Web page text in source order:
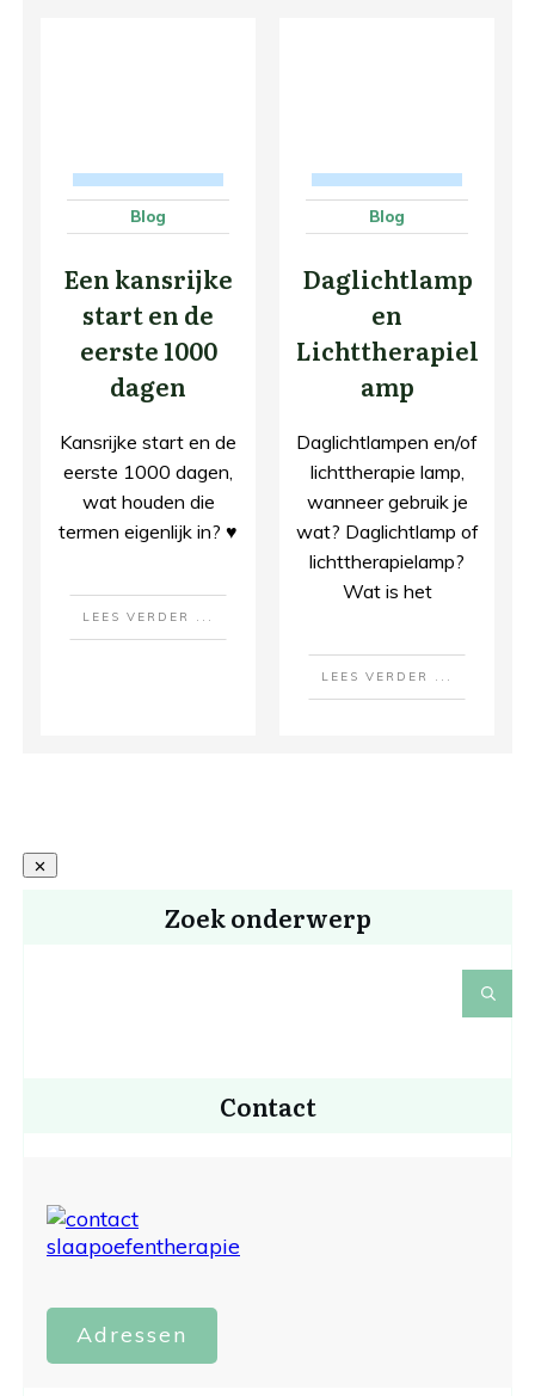
Blog
Een kansrijke
start en de
eerste 1000
dagen
Kansrijke start en de
eerste 1000 dagen,
wat houden die
termen eigenlijk in? ♥
LEES VERDER ...
Blog
Daglichtlamp
en
Lichttherapiel
amp
Daglichtlampen en/of
lichttherapie lamp,
wanneer gebruik je
wat? Daglichtlamp of
lichttherapielamp?
Wat is het
LEES VERDER ...
Zoek onderwerp
Contact
Adressen